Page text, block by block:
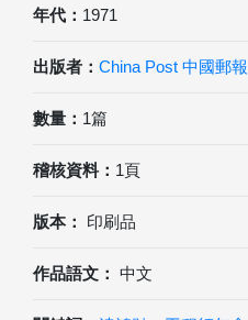
年代： 1971
出版者： China Post 中國郵報
數量： 1篇
稽核資料： 1頁
版本： 印刷品
作品語文： 中文